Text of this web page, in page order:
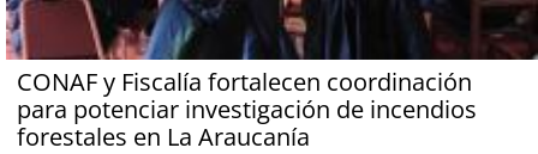
CONAF y Fiscalía fortalecen coordinación
para potenciar investigación de incendios
forestales en La Araucanía